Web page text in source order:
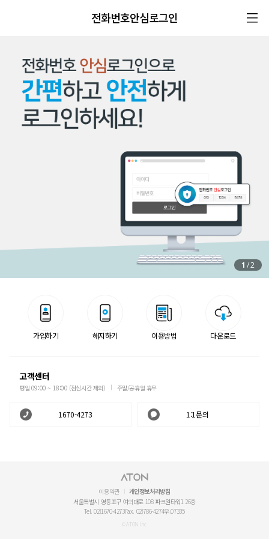
전화번호안심로그인
1 /2
가입하기 해지하기 이용방법 다운로드
고객센터
평일 09:00 ~ 18:00 (점심시간 제외) 주말/공휴일 휴무
1670-4273 1:1문의
이용약관
개인정보처리방침
서울특별시 영등포구 여의대로 108 파크원타워1 26층
Tel. 02)1670-4273Fax. 02)786-4274우.07335
© ATON Inc.